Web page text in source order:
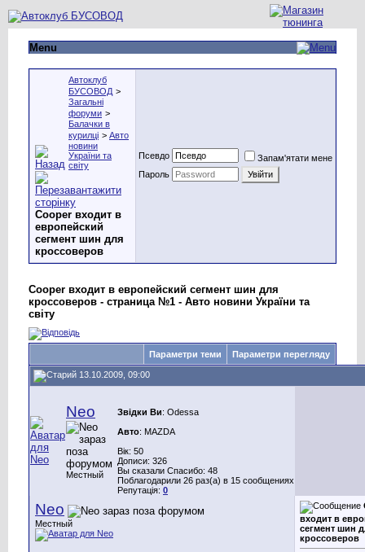
Menu
Автоклуб
БУСОВОД >
Загальні
форуми >
Балачки в
курилці > Авто
новини
України та
світу
Cooper входит в
европейский
сегмент шин для
кроссоверов
Псевдо
Запам'ятати мене
Пароль
Cooper входит в европейский сегмент шин для
кроссоверов - страница №1 - Авто новини України та
світу
Параметри теми Параметри перегляду
13.10.2009, 09:00
Neo
Местный
Звідки Ви: Odessa
Авто: MAZDA
Вік: 50
Дописи: 326
Вы сказали Спасибо: 48
Поблагодарили 26 раз(а) в 15 сообщениях
Репутація: 0
Neo
Местный
входит в
сегмент шин
кроссоверов